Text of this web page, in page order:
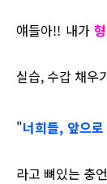
얘들아!! 내가
실습, 수갑 채우
"너희들, 앞으
라고 뼈있는 충